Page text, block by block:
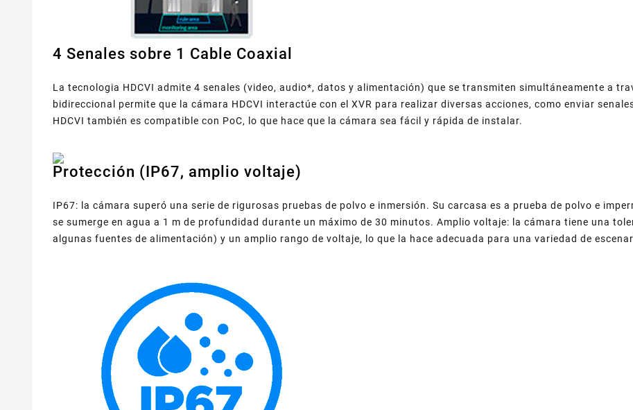
4 Senales sobre 1 Cable Coaxial
La tecnologia HDCVI admite 4 senales (video, audio*, datos y alimentación) que se transmiten simultáneamente a
bidireccional permite que la cámara HDCVI interactúe con el XVR para realizar diversas acciones, como enviar
HDCVI también es compatible con PoC, lo que hace que la cámara sea fácil y rápida de instalar.
Protección (IP67, amplio voltaje)
IP67: la cámara superó una serie de rigurosas pruebas de polvo e inmersión. Su carcasa es a prueba de polvo e
se sumerge en agua a 1 m de profundidad durante un máximo de 30 minutos. Amplio voltaje: la cámara tiene una
algunas fuentes de alimentación) y un amplio rango de voltaje, lo que la hace adecuada para una variedad de